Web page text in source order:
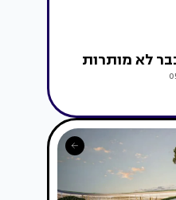
לא מותרות